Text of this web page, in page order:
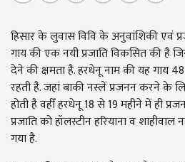
हिसार के लुवास विवि के अनुवांशिकी एवं
गाय की एक नयी प्रजाति विकसित की है
देने की क्षमता है. हरधेनू नाम की यह गाय 48
रहती है. जहां बाकी नस्लें प्रजनन करने के
होती है वहीँ हरधेनू 18 से 19 महीने में ही
प्रजाति को हॉलस्टीन हरियाना व
गया है.